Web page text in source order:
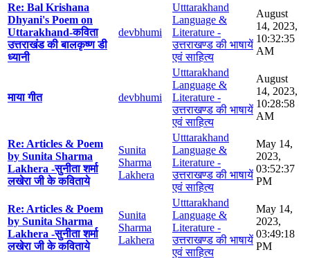
Re: Bal Krishana
Dhyani's Poem on
Uttarakhand-कविता
उत्तराखंड की बालकृष्ण डी
ध्यानी
devbhumi
Utttarakhand
Language &
Literature -
उत्तराखण्ड की भाषायें
एवं साहित्य
August
14, 2023,
10:32:35
AM
माया गीत devbhumi
Utttarakhand
Language &
Literature -
उत्तराखण्ड की भाषायें
एवं साहित्य
August
14, 2023,
10:28:58
AM
Re: Articles & Poem
by Sunita Sharma
Lakhera -सुनीता शर्मा
लखेरा जी के कविताये
Sunita
Sharma
Lakhera
Utttarakhand
Language &
Literature -
उत्तराखण्ड की भाषायें
एवं साहित्य
May 14,
2023,
03:52:37
PM
Re: Articles & Poem
by Sunita Sharma
Lakhera -सुनीता शर्मा
लखेरा जी के कविताये
Sunita
Sharma
Lakhera
Utttarakhand
Language &
Literature -
उत्तराखण्ड की भाषायें
एवं साहित्य
May 14,
2023,
03:49:18
PM